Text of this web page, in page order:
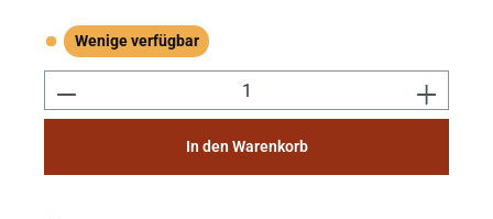
Wenige verfügbar
Wenige verfügbar
Produkt Anzahl: Gib den gewünschten
In den Warenkorb